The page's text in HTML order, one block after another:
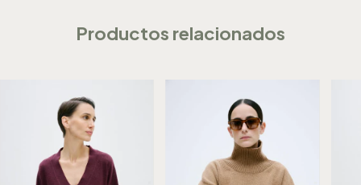
Productos relacionados